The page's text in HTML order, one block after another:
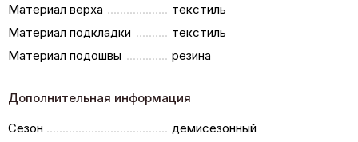
Материал верха
текстиль
Материал подкладки
текстиль
Материал подошвы
резина
Дополнительная информация
Сезон
демисезонный